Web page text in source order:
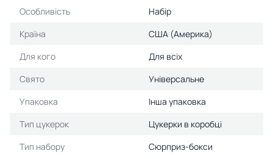
Особливість
Набір
Країна
США (Америка)
Для кого
Для всіх
Свято
Універсальне
Упаковка
Інша упаковка
Тип цукерок
Цукерки в коробці
Тип набору
Сюрприз-бокси